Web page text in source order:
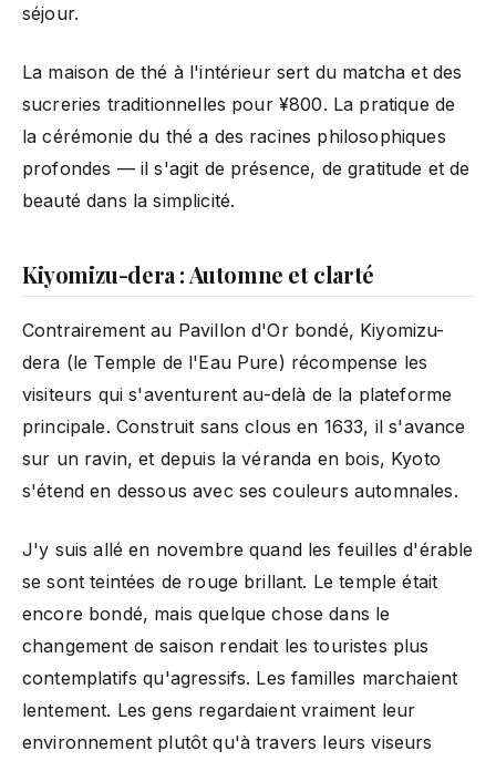
séjour.
La maison de thé à l'intérieur sert du matcha et des
sucreries traditionnelles pour ¥800. La pratique de
la cérémonie du thé a des racines philosophiques
profondes — il s'agit de présence, de gratitude et de
beauté dans la simplicité.
Kiyomizu-dera : Automne et clarté
Contrairement au Pavillon d'Or bondé, Kiyomizu-
dera (le Temple de l'Eau Pure) récompense les
visiteurs qui s'aventurent au-delà de la plateforme
principale. Construit sans clous en 1633, il s'avance
sur un ravin, et depuis la véranda en bois, Kyoto
s'étend en dessous avec ses couleurs automnales.
J'y suis allé en novembre quand les feuilles d'érable
se sont teintées de rouge brillant. Le temple était
encore bondé, mais quelque chose dans le
changement de saison rendait les touristes plus
contemplatifs qu'agressifs. Les familles marchaient
lentement. Les gens regardaient vraiment leur
environnement plutôt qu'à travers leurs viseurs